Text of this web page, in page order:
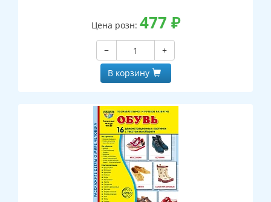
Цена розн: 477 ₽
−
+
В корзину